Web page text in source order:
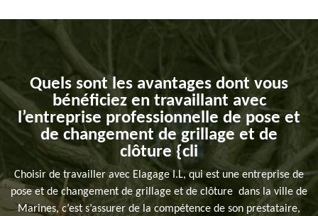
Quels sont les avantages dont vous
bénéficiez en travaillant avec
l’entreprise professionnelle de pose et
de changement de grillage et de
clôture {cli
Choisir de travailler avec Elagage I.L, qui est une entreprise de
pose et de changement de grillage et de clôture dans la ville de
Marines, c’est s’assurer de la compétence de son prestataire,